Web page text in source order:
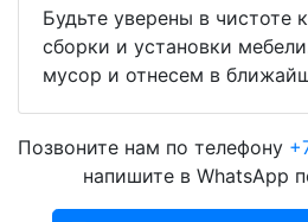
Будьте уверены в чистоте
сборки и установки
мусор и отнесем в
Позвоните нам по телефону
напишите в WhatsApp